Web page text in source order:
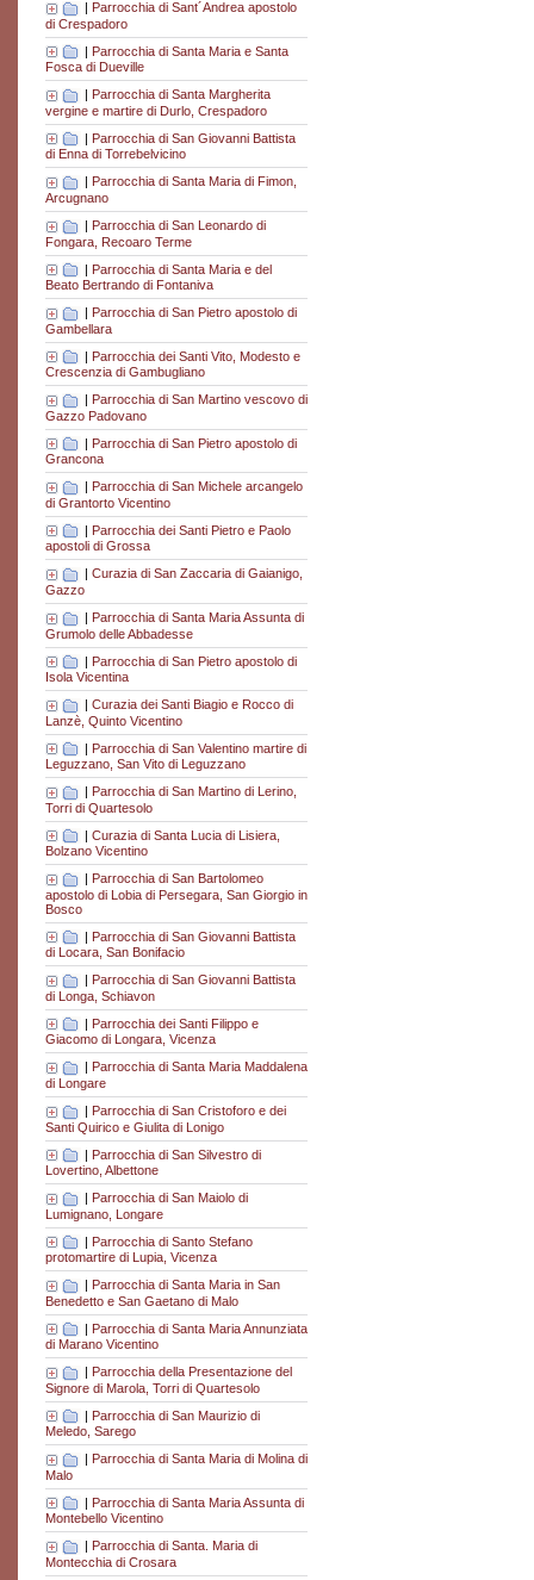
Parrocchia di Sant´Andrea apostolo
di Crespadoro
| Parrocchia di Santa Maria e Santa
Fosca di Dueville
Parrocchia di Santa Margherita
vergine e martire di Durlo, Crespadoro
| Parrocchia di San Giovanni Battista
di Enna di Torrebelvicino
Parrocchia di Santa Maria di Fimon,
Arcugnano
| Parrocchia di San Leonardo di
Fongara, Recoaro Terme
| Parrocchia di Santa Maria e del
Beato Bertrando di Fontaniva
| Parrocchia di San Pietro apostolo di
Gambellara
| Parrocchia dei Santi Vito, Modesto e
Crescenzia di Gambugliano
Parrocchia di San Martino vescovo di
Gazzo Padovano
| Parrocchia di San Pietro apostolo di
Grancona
Parrocchia di San Michele arcangelo
di Grantorto Vicentino
| Parrocchia dei Santi Pietro e Paolo
apostoli di Grossa
Curazia di San Zaccaria di Gaianigo,
Gazzo
| Parrocchia di Santa Maria Assunta di
Grumolo delle Abbadesse
| Parrocchia di San Pietro apostolo di
Isola Vicentina
| Curazia dei Santi Biagio e Rocco di
Lanzè, Quinto Vicentino
| Parrocchia di San Valentino martire di
Leguzzano, San Vito di Leguzzano
| Parrocchia di San Martino di Lerino,
Torri di Quartesolo
| Curazia di Santa Lucia di Lisiera,
Bolzano Vicentino
Parrocchia di San Bartolomeo
apostolo di Lobia di Persegara, San Giorgio in
Bosco
| Parrocchia di San Giovanni Battista
di Locara, San Bonifacio
Parrocchia di San Giovanni Battista
di Longa, Schiavon
| Parrocchia dei Santi Filippo e
Giacomo di Longara, Vicenza
Parrocchia di Santa Maria Maddalena
di Longare
| Parrocchia di San Cristoforo e dei
Santi Quirico e Giulita di Lonigo
| Parrocchia di San Silvestro di
Lovertino, Albettone
| Parrocchia di San Maiolo di
Lumignano, Longare
| Parrocchia di Santo Stefano
protomartire di Lupia, Vicenza
| Parrocchia di Santa Maria in San
Benedetto e San Gaetano di Malo
| Parrocchia di Santa Maria Annunziata
di Marano Vicentino
Parrocchia della Presentazione del
Signore di Marola, Torri di Quartesolo
| Parrocchia di San Maurizio di
Meledo, Sarego
Parrocchia di Santa Maria di Molina di
Malo
| Parrocchia di Santa Maria Assunta di
Montebello Vicentino
Parrocchia di Santa. Maria di
Montecchia di Crosara